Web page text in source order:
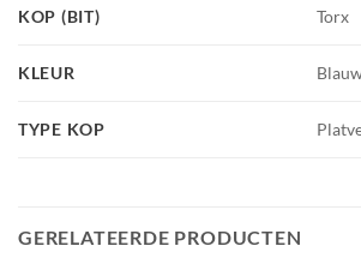
KOP (BIT) Torx
KLEUR
TYPE KOP
GERELATEERDE PRODUCTEN